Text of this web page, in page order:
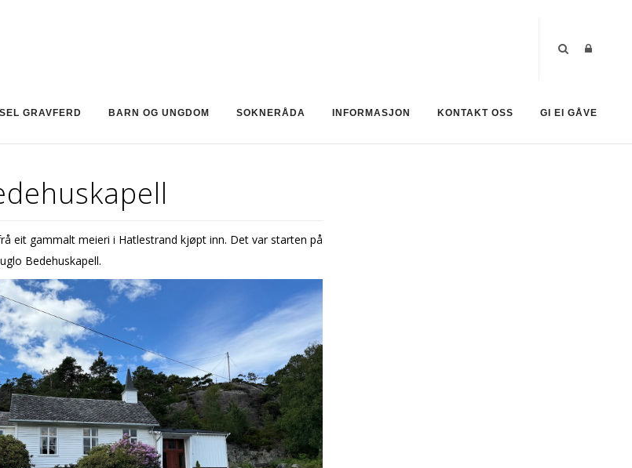
GRAVFERD BARN OG UNGDOM SOKNERÅDA INFORMASJON KONTAKT OSS GI EI GÅVE
eit gammalt meieri i Hatlestrand kjøpt inn. Det var starten på
Bedehuskapell.